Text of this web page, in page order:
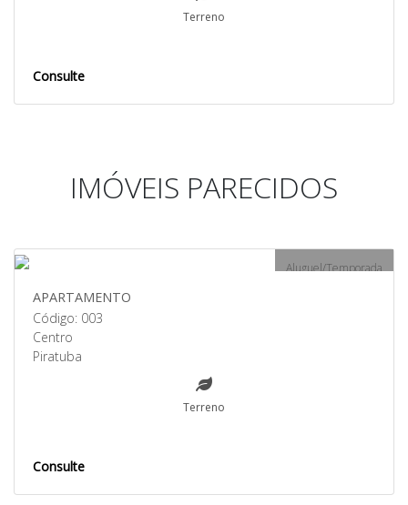
Terreno
Consulte
IMÓVEIS PARECIDOS
Aluguel/Temporada
APARTAMENTO
Código: 003
Centro
Piratuba
Terreno
Consulte